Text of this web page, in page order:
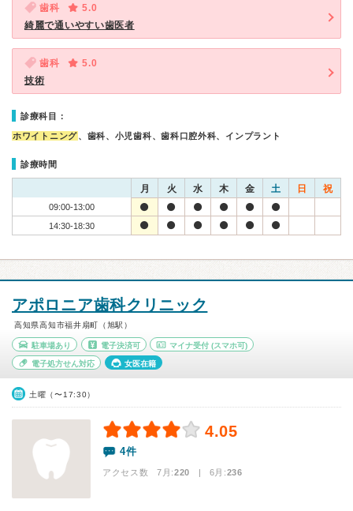
歯科
5.0
綺麗で通いやすい歯医者
歯科
5.0
技術
診療科目：
ホワイトニング、歯科、小児歯科、歯科口腔外科、インプラント
診療時間
月 火 水 木 金 土 日 祝
09:00-13:00
14:30-18:30
アポロニア歯科クリニック
高知県高知市福井扇町（旭駅）
駐車場あり 電子決済可 マイナ受付 (スマホ可)
電子処方せん対応 女医在籍
土曜（〜17:30）
4.05
4件
アクセス数 7月:220 | 6月:236